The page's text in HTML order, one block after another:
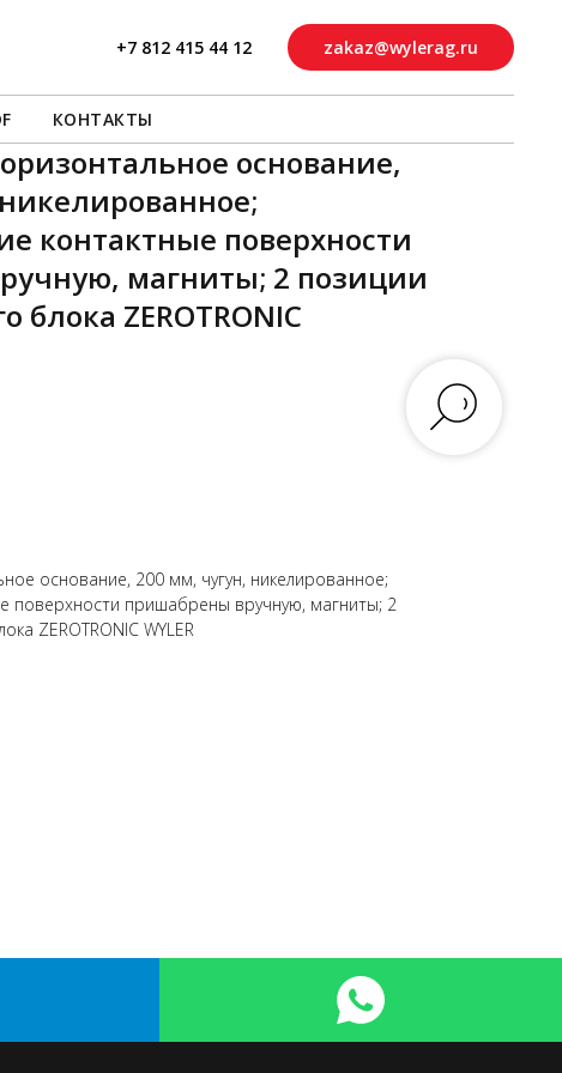
+7 812 415 44 12 zakaz@wylerag.ru
КОНТАКТЫ
основание,
контактные поверхности
магниты; 2 позиции
блока ZEROTRONIC
основание, 200 мм, чугун, никелированное;
поверхности пришабрены вручную, магниты; 2
ZEROTRONIC WYLER